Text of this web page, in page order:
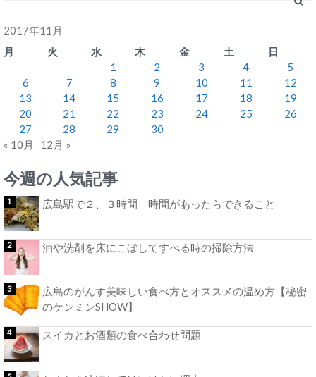
2017年11月
月
火 水 木 金 土
日
1
2 3 4
5
6
7 8 9 10 11
12
13
14 15 16 17 18
19
20
21 22 23 24 25
26
27
28 29
30
« 10月
12月 »
今週の人気記事
広島駅で２、３時間 時間があったらできること
油や洗剤を床にこぼしてすべる時の掃除方法
広島のがんす美味しい食べ方とオススメの温め方【秘密
のケンミンSHOW】
スイカとお酒類の食べ合わせ問題